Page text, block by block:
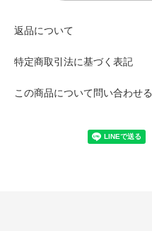
返品について
特定商取引法に基づく表記
この商品について問い合わせる